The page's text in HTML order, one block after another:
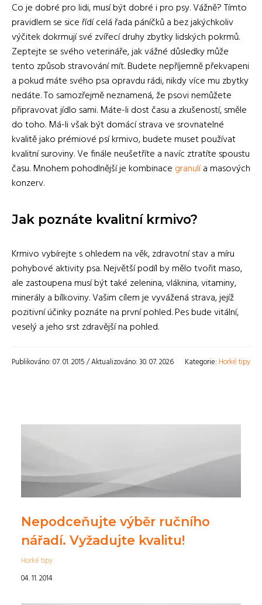
Co je dobré pro lidi, musí být dobré i pro psy. Vážně? Tímto
pravidlem se sice řídí celá řada páníčků a bez jakýchkoliv
výčitek dokrmují své zvířecí druhy zbytky lidských pokrmů.
Zeptejte se svého veterináře, jak vážné důsledky může
tento způsob stravování mít. Budete nepříjemně překvapeni
a pokud máte svého psa opravdu rádi, nikdy více mu zbytky
nedáte. To samozřejmě neznamená, že psovi nemůžete
připravovat jídlo sami. Máte-li dost času a zkušeností, směle
do toho. Má-li však být domácí strava ve srovnatelné
kvalitě jako prémiové psí krmivo, budete muset používat
kvalitní suroviny. Ve finále neušetříte a navíc ztratíte spoustu
času. Mnohem pohodlnější je kombinace granulía masových
konzerv.
Jak poznáte kvalitní krmivo?
Krmivo vybírejte s ohledem na věk, zdravotní stav a míru
pohybové aktivity psa. Největší podíl by mělo tvořit maso,
ale zastoupena musí být také zelenina, vláknina, vitaminy,
minerály a bílkoviny. Vašim cílem je vyvážená strava, jejíž
pozitivní účinky poznáte na první pohled. Pes bude vitální,
veselý a jeho srst zdravější na pohled.
Publikováno: 07. 01. 2015 / Aktualizováno: 30. 07. 2026 Kategorie: Horké tipy
Nepodceňujte výběr ručního
nářadí. Vyžadujte kvalitu!
Horké tipy
04. 11. 2014